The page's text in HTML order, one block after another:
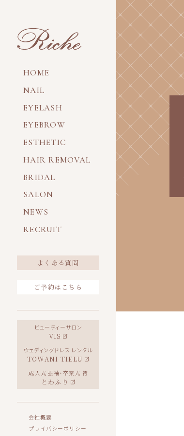
HOME
NAIL
EYELASH
EYEBROW
ESTHETIC
HAIR REMOVAL
BRIDAL
SALON
NEWS
RECRUIT
よくある質問
ご予約はこちら
ビューティーサロン
VIS
ウェディングドレス レンタル
TOWANI TIELU
成人式 振袖・卒業式 袴
とわふり
会社概要
プライバシーポリシー